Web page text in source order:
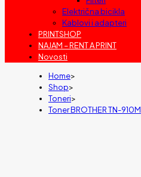
Električna bicikla
Kablovi i adapteri
PRINTSHOP
NAJAM – RENT A PRINT
Novosti
Home>
Shop>
Toneri>
Toner BROTHER TN-910M